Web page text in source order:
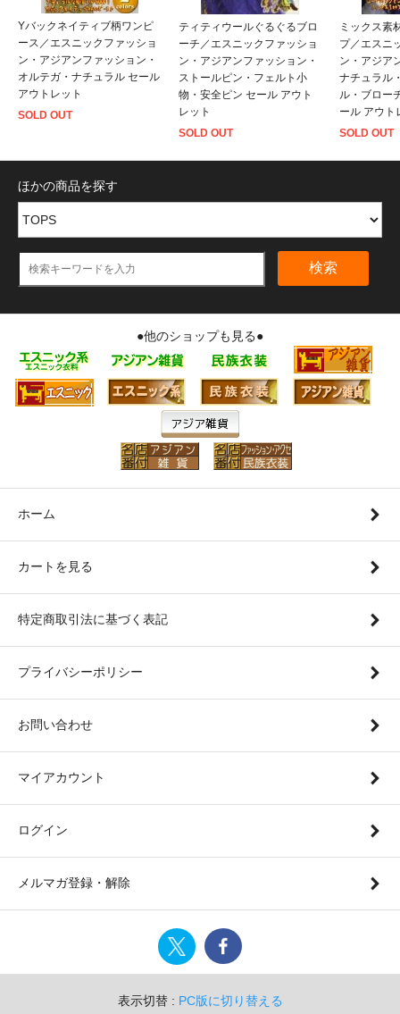
Yバックネイティブ柄ワンピ
ース／エスニックファッショ
ン・アジアンファッション・
オルテガ・ナチュラル セール
アウトレット
SOLD OUT
ティティウールぐるぐるブロ
ーチ／エスニックファッショ
ン・アジアンファッション・
ストールピン・フェルト小
物・安全ピン セール アウト
レット
SOLD OUT
ミックス素
プ／エスニ
ン・アジア
ナチュラル
ル・ブロー
ール アウト
SOLD OUT
ほかの商品を探す
検索
●他のショップも見る●
ホーム
カートを見る
特定商取引法に基づく表記
プライバシーポリシー
お問い合わせ
マイアカウント
ログイン
メルマガ登録・解除
表示切替 : PC版に切り替える